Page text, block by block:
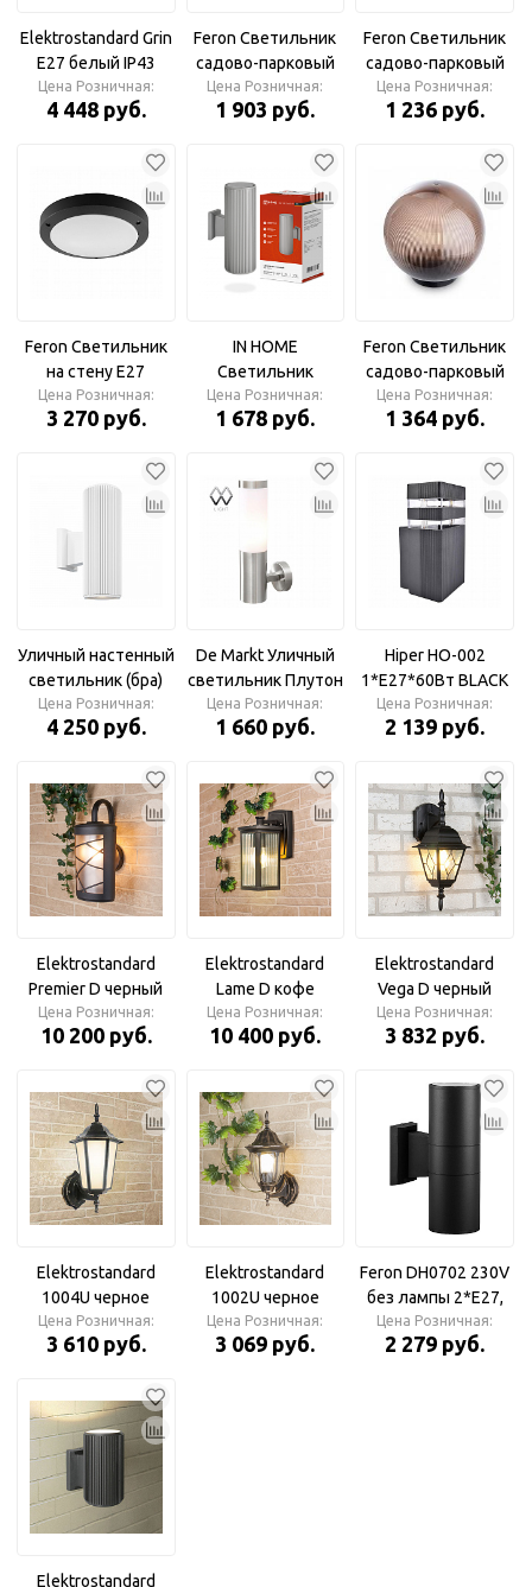
Elektrostandard Grin
E27 белый IP43
35000/D Настенный
светильник
Цена Розничная:
4 448 руб.
Feron Светильник
садово-парковый
НТУ 01-100-301 шар
ПМАА E27 молочно-
Цена Розничная:
1 903 руб.
Feron Светильник
садово-парковый
НТУ 01-60-253 шар
ПМАА E27 золотой
Цена Розничная:
1 236 руб.
Feron Светильник
на стену E27
черный DH030 IP54
садово-парковый
Цена Розничная:
3 270 руб.
IN HOME
Светильник
уличный двуст
LINE-2хA60-GR
Цена Розничная:
1 678 руб.
Feron Светильник
садово-парковый
НТУ 02-60-255 шар
ПМАА E27 230V
Цена Розничная:
1 364 руб.
Уличный настенный
светильник (бра)
Rando IP 54 E27х2
60Вт, белый
Цена Розничная:
4 250 руб.
De Markt Уличный
светильник Плутон
1*40W E27 220 V
IP44
Цена Розничная:
1 660 руб.
Hiper HO-002
1*E27*60Вт BLACK
Светильник
уличный
Цена Розничная:
2 139 руб.
Elektrostandard
Premier D черный
Светильник
уличный
Цена Розничная:
10 200 руб.
Elektrostandard
Lame D кофе
Светильник
уличный
Цена Розничная:
10 400 руб.
Elektrostandard
Vega D черный
Светильник
уличный
Цена Розничная:
3 832 руб.
Elektrostandard
1004U черное
золото (GL 1004U)
Цена Розничная:
3 610 руб.
Elektrostandard
1002U черное
золото/9908-B
Светильник
Цена Розничная:
3 069 руб.
Feron DH0702 230V
без лампы 2*E27,
260*155*90 черный,
ДЛЯ ЛАМП R63, G45
Цена Розничная:
2 279 руб.
Elektrostandard